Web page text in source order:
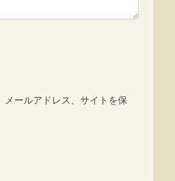
ールアドレス、サイトを保